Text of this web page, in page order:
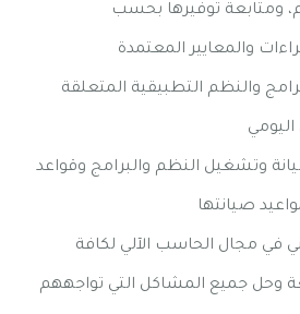
ومتابعة توفيرها بحسب
والمعايير المعتمدة
والنظم التطبيقية المتعلقة
وتشغيل النظم والبرامج وقواعد
صيانتها
في مجال الحاسب الآلي لكافة
وحل جميع المشاكل التي تواجههم